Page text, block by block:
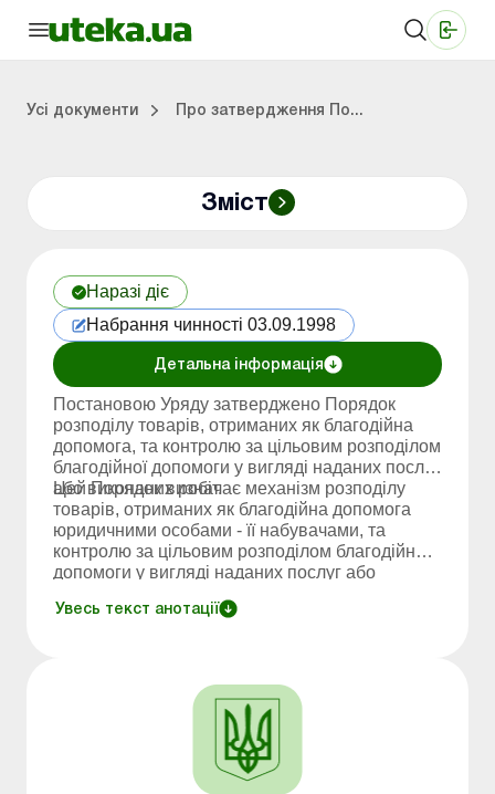
Усі документи Про затвердження По...
Зміст
Наразі діє
Набрання чинності 03.09.1998
Детальна інформація
Постановою Уряду затверджено Порядок
розподілу товарів, отриманих як благодійна
допомога, та контролю за цільовим розподілом
благодійної допомоги у вигляді наданих послуг
або виконаних робіт.
Цей Порядок визначає механізм розподілу
товарів, отриманих як благодійна допомога
юридичними особами - її набувачами, та
контролю за цільовим розподілом благодійної
допомоги у вигляді наданих послуг або
Увесь текст анотації